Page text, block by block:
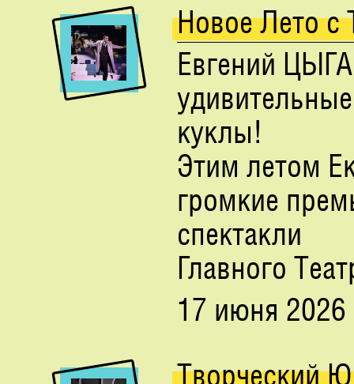
Новое Лето с
Евгений
куклы!
Этим летом
громкие
спектакли
Главного
17 июня 2026
Творческий